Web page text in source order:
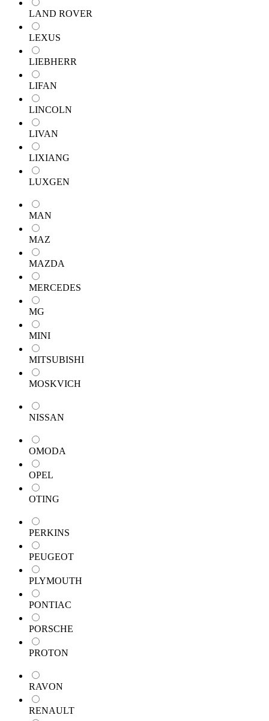
LAND ROVER
LEXUS
LIEBHERR
LIFAN
LINCOLN
LIVAN
LIXIANG
LUXGEN
MAN
MAZ
MAZDA
MERCEDES
MG
MINI
MITSUBISHI
MOSKVICH
NISSAN
OMODA
OPEL
OTING
PERKINS
PEUGEOT
PLYMOUTH
PONTIAC
PORSCHE
PROTON
RAVON
RENAULT